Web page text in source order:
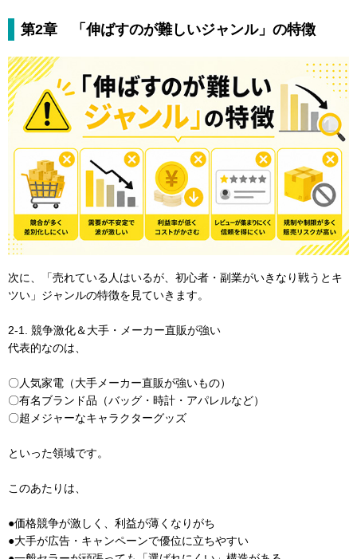
第2章 「伸ばすのが難しいジャンル」の特徴
次に、「売れている人はいるが、初心者・副業がいきなり戦うとキ
ツい」ジャンルの特徴を見ていきます。
2-1. 競争激化＆大手・メーカー直販が強い
代表的なのは、
〇人気家電（大手メーカー直販が強いもの）
〇有名ブランド品（バッグ・時計・アパレルなど）
〇超メジャーなキャラクターグッズ
といった領域です。
このあたりは、
●価格競争が激しく、利益が薄くなりがち
●大手が広告・キャンペーンで優位に立ちやすい